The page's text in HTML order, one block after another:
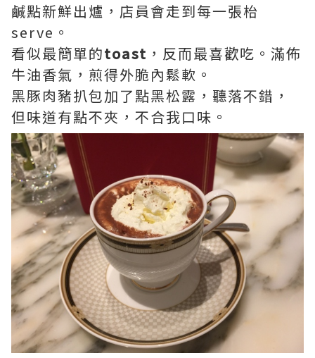
鹹點新鮮出爐，店員會走到每一張枱
serve。
看似最簡單的toast ，反而最喜歡吃。滿佈
牛油香氣，煎得外脆內鬆軟。
黑豚肉豬扒包加了點黑松露，聽落不錯，
但味道有點不夾，不合我口味。